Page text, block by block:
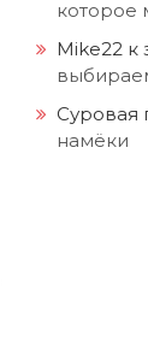
Mike22 к
Суровая
намёки